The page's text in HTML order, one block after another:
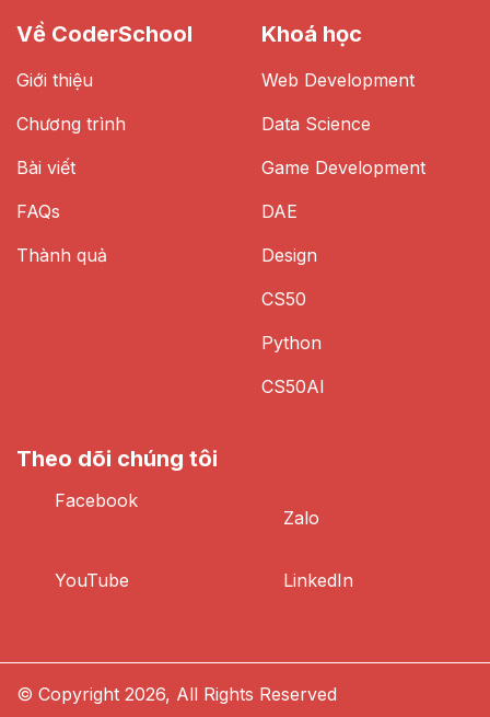
Về CoderSchool
Giới thiệu
Chương trình
Bài viết
FAQs
Thành quả
Khoá học
Web Development
Data Science
Game Development
DAE
Design
CS50
Python
CS50AI
Theo dõi chúng tôi
Facebook
Zalo
YouTube LinkedIn
© Copyright 2026, All Rights Reserved